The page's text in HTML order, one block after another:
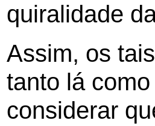
quiralidade
Assim, os
tanto lá
considerar